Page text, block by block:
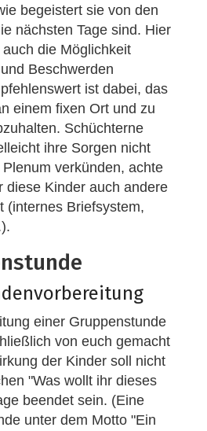
begeistert sie von den
nächsten Tage sind. Hier
die Möglichkeit
Beschwerden
ist dabei, das
einem fixen Ort und zu
Schüchterne
ihre Sorgen nicht
verkünden, achte
diese Kinder auch andere
(internes Briefsystem,
einer Gruppenstunde
von euch gemacht
der Kinder soll nicht
"Was wollt ihr dieses
beendet sein. (Eine
unter dem Motto "Ein